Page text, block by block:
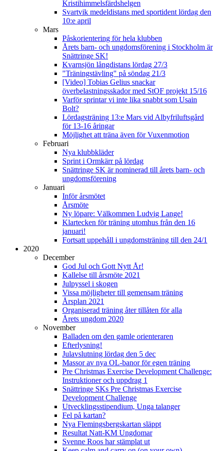
Kristihimmelsfärdshelgen
Svartvik medeldistans med sportident lördag den
10:e april
Mars
Påskorientering för hela klubben
Årets barn- och ungdomsförening i Stockholm är
Snättringe SK!
Kvarnsjön långdistans lördag 27/3
"Träningstävling" på söndag 21/3
[Video] Tobias Gelius snackar
överbelastningsskador med StOF projekt 15/16
Varför sprintar vi inte lika snabbt som Usain
Bolt?
Lördagsträning 13:e Mars vid Albyfriluftsgård
för 13-16 åringar
Möjlighet att träna även för Vuxenmotion
Februari
Nya klubbkläder
Sprint i Ormkärr på lördag
Snättringe SK är nominerad till årets barn- och
ungdomsförening
Januari
Inför årsmötet
Årsmöte
Ny löpare: Välkommen Ludvig Lange!
Klartecken för träning utomhus från den 16
januari!
Fortsatt uppehåll i ungdomsträning till den 24/1
2020
December
God Jul och Gott Nytt År!
Kallelse till årsmöte 2021
Julpyssel i skogen
Vissa möjligheter till gemensam träning
Årsplan 2021
Organiserad träning åter tillåten för alla
Årets ungdom 2020
November
Balladen om den gamle orienteraren
Efterlysning!
Julavslutning lördag den 5 dec
Massor av nya OL-banor för egen träning
Pre Christmas Exercise Development Challenge:
Instruktioner och uppdrag 1
Snättringe SKs Pre Christmas Exercise
Development Challenge
Utvecklingsstipendium, Unga talanger
Fel på kartan?
Nya Flemingsbergskartan släppt
Resultat Natt-KM Ungdomar
Svenne Roos har stämplat ut